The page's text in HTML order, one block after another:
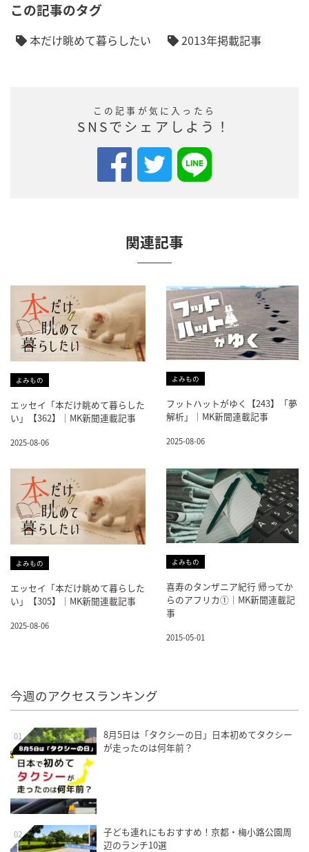
この記事のタグ
本だけ眺めて暮らしたい 2013年掲載記事
この記事が気に入ったら
SNSでシェアしよう！
関連記事
よみもの
エッセイ「本だけ眺めて暮らした
い」【362】｜MK新聞連載記事
2025-08-06
よみもの
フットハットがゆく【243】「夢
解析」｜MK新聞連載記事
2025-08-06
よみもの
エッセイ「本だけ眺めて暮らした
い」【305】｜MK新聞連載記事
2025-08-06
よみもの
喜寿のタンザニア紀行 帰ってか
らのアフリカ①｜MK新聞連載記
事
2015-05-01
今週のアクセスランキング
01
8月5日は「タクシーの日」日本初めてタクシー
が走ったのは何年前？
02
子ども連れにもおすすめ！京都・梅小路公園周
辺のランチ10選